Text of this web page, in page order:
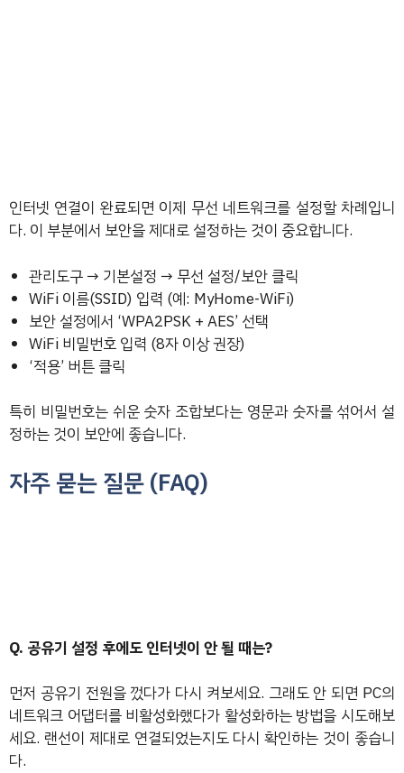
인터넷 연결이 완료되면 이제 무선 네트워크를 설정할 차례입니
다. 이 부분에서 보안을 제대로 설정하는 것이 중요합니다.
관리도구 → 기본설정 → 무선 설정/보안 클릭
WiFi 이름(SSID) 입력 (예: MyHome-WiFi)
보안 설정에서 ‘WPA2PSK + AES’ 선택
WiFi 비밀번호 입력 (8자 이상 권장)
‘적용’ 버튼 클릭
특히 비밀번호는 쉬운 숫자 조합보다는 영문과 숫자를 섞어서 설
정하는 것이 보안에 좋습니다.
자주 묻는 질문 (FAQ)
Q. 공유기 설정 후에도 인터넷이 안 될 때는?
먼저 공유기 전원을 껐다가 다시 켜보세요. 그래도 안 되면 PC의
네트워크 어댑터를 비활성화했다가 활성화하는 방법을 시도해보
세요. 랜선이 제대로 연결되었는지도 다시 확인하는 것이 좋습니
다.